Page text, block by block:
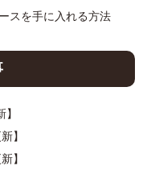
スを手に入れる方法
】
】